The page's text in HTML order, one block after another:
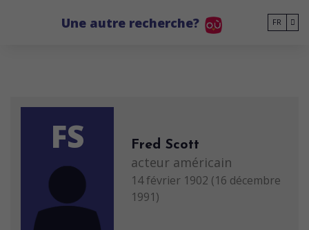
Une autre recherche? FR
FS Fred Scott
acteur américain
14 février 1902 (16 décembre
1991)